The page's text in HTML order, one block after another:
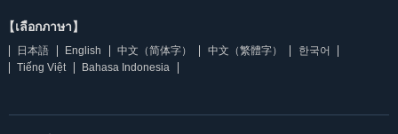
【เลือกภาษา】
日本語 English 中文（简体字） 中文（繁體字）
한국어
Tiếng Việt
Bahasa Indonesia